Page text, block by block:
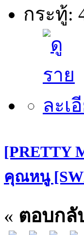
กระทู้:
[PRETTY
คุณหนู
« ตอบกลั